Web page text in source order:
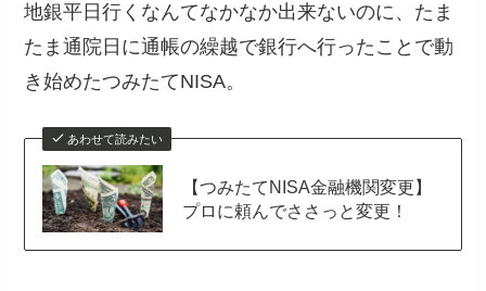
地銀平日行くなんてなかなか出来ないのに、たま
たま通院日に通帳の繰越で銀行へ行ったことで動
き始めたつみたてNISA。
あわせて読みたい
【つみたてNISA金融機関変更】
プロに頼んでささっと変更！